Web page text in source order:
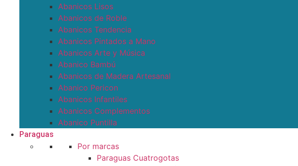
Abanicos Lisos
Abanicos de Roble
Abanicos Tendencia
Abanicos Pintados a Mano
Abanicos Arte y Música
Abanico Bambú
Abanicos de Madera Artesanal
Abanico Pericon
Abanicos Infantiles
Abanicos Complementos
Abanico Puntilla
Paraguas
Por marcas
Paraguas Cuatrogotas